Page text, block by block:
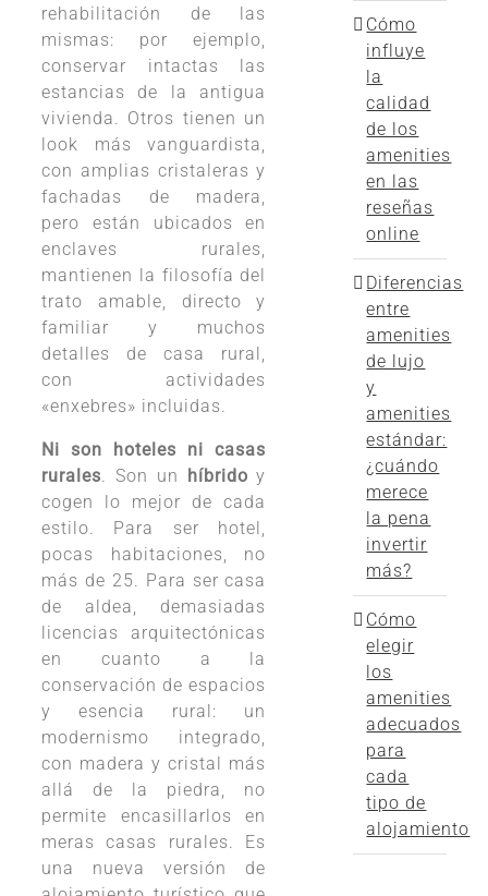
rehabilitación de las
mismas: por ejemplo,
conservar intactas las
estancias de la antigua
vivienda. Otros tienen un
look más vanguardista,
con amplias cristaleras y
fachadas de madera,
pero están ubicados en
enclaves rurales,
mantienen la filosofía del
trato amable, directo y
familiar y muchos
detalles de casa rural,
con actividades
«enxebres» incluidas.
Ni son hoteles ni casas
rurales. Son un híbrido y
cogen lo mejor de cada
estilo. Para ser hotel,
pocas habitaciones, no
más de 25. Para ser casa
de aldea, demasiadas
licencias arquitectónicas
en cuanto a la
conservación de espacios
y esencia rural: un
modernismo integrado,
con madera y cristal más
allá de la piedra, no
permite encasillarlos en
meras casas rurales. Es
una nueva versión de
Cómo
influye
la
calidad
de los
amenities
en las
reseñas
online
Diferencias
entre
amenities
de lujo
y
amenities
estándar:
¿cuándo
merece
la pena
invertir
más?
Cómo
elegir
los
amenities
adecuados
para
cada
tipo de
alojamiento